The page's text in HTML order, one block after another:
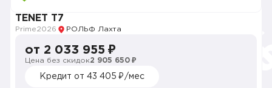
TENET T7
Prime2026 РОЛЬФ Лахта
от 2 033 955 ₽
Цена без скидок2 905 650 ₽
Кредит от 43 405 ₽/мес